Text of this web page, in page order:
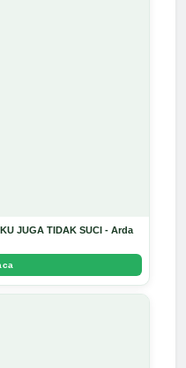
JUGA TIDAK SUCI - Arda